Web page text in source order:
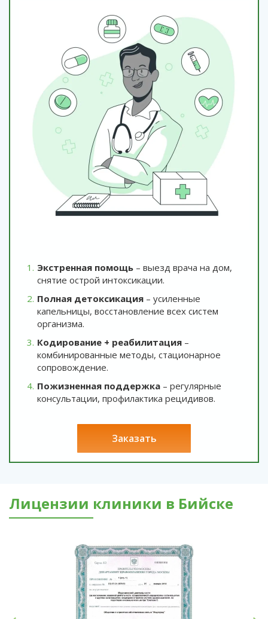
Экстренная помощь – выезд врача на дом,
снятие острой интоксикации.
Полная детоксикация – усиленные
капельницы, восстановление всех систем
организма.
Кодирование + реабилитация –
комбинированные методы, стационарное
сопровождение.
Пожизненная поддержка – регулярные
консультации, профилактика рецидивов.
заказать
Лицензии клиники в Бийске